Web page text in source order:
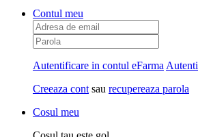
Contul meu
Autentificare in contul eFarma
Creeaza cont sau recupereaza parola
Cosul meu